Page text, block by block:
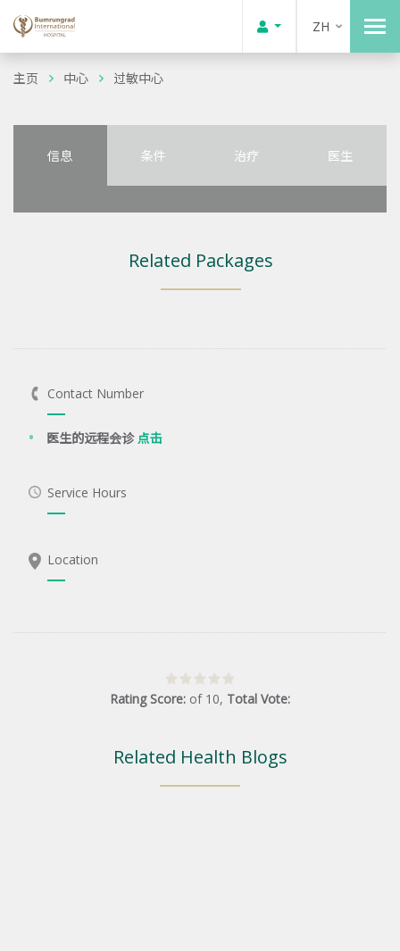
ZH
主页 中心 过敏中心
信息 条件 治疗 医生
Related Packages
Contact Number
医生的远程会诊点击
Service Hours
Location
Rating Score: of 10, Total Vote:
Related Health Blogs